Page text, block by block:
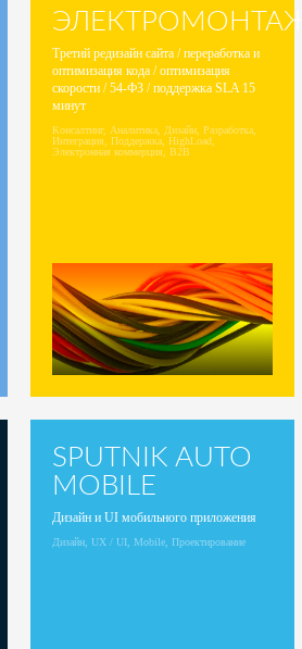
ЭЛЕКТРОМОНТАЖ
Третий редизайн сайта / переработка и
оптимизация кода / оптимизация
скорости / 54-ФЗ / поддержка SLA 15
минут
Консалтинг, Аналитика, Дизайн, Разработка,
Интеграция, Поддержка, HighLoad,
Электронная коммерция, B2B
SPUTNIK AUTO
MOBILE
Дизайн и UI мобильного приложения
Дизайн, UX / UI, Mobile, Проектирование